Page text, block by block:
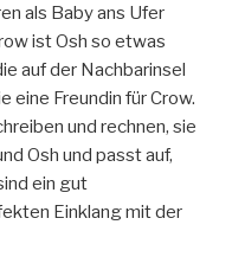
als Baby ans Ufer
ist Osh so etwas
auf der Nachbarinsel
eine Freundin für Crow.
und rechnen, sie
Osh und passt auf,
ein gut
Einklang mit der